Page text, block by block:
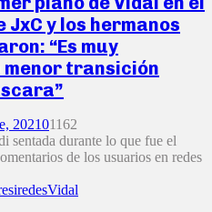
y los hermanos
“Es muy
menor transición
202101162
sentada durante lo que fue el
de los usuarios en redes
redesVidal